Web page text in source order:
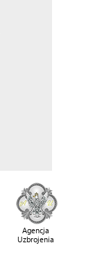
Agencja
Uzbrojenia